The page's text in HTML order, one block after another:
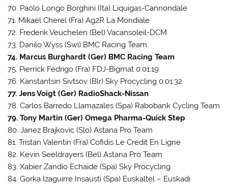
70. Paolo Longo Borghini (Ita) Liquigas-Cannondale
71. Mikaël Cherel (Fra) Ag2R La Mondiale
72. Frederik Veuchelen (Bel) Vacansoleil-DCM
73. Danilo Wyss (Swi) BMC Racing Team
74. Marcus Burghardt (Ger) BMC Racing Team
75. Pierrick Fedrigo (Fra) FDJ-Bigmat 0:01:19
76. Kanstantsin Sivtsov (Blr) Sky Procycling 0:01:32
77. Jens Voigt (Ger) RadioShack-Nissan
78. Carlos Barredo Llamazales (Spa) Rabobank Cycling Team
79. Tony Martin (Ger) Omega Pharma-Quick Step
80. Janez Brajkovic (Slo) Astana Pro Team
81. Tristan Valentin (Fra) Cofidis Le Credit En Ligne
82. Kevin Seeldrayers (Bel) Astana Pro Team
83. Xabier Zandio Echaide (Spa) Sky Procycling
84. Gorka Izaguirre Insausti (Spa) Euskaltel – Euskadi